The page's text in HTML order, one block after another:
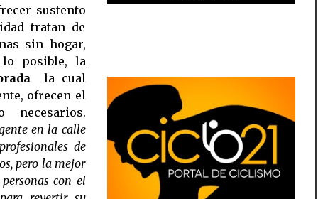
sustento
tratan de
sin hogar,
posible, la
 la cual
ofrecen el
necesarios.
en la calle
de
pero la mejor
con el